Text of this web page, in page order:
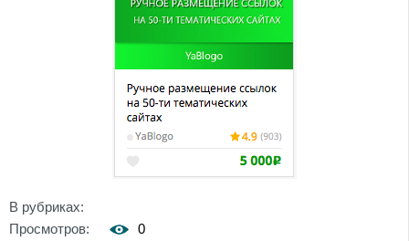
В рубриках:
Просмотров:
0